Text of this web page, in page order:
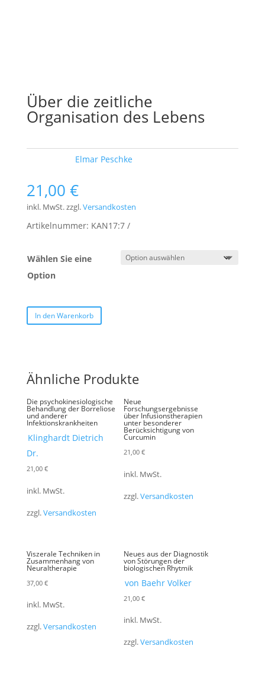
Über die zeitliche
Organisation des Lebens
Elmar Peschke
21,00 €
inkl. MwSt.zzgl.Versandkosten
Artikelnummer: KAN17:7
Wählen Sie eine
Option
In den Warenkorb
Ähnliche Produkte
Die psychokinesiologische
Behandlung der Borreliose
und anderer
Infektionskrankheiten
Klinghardt Dietrich
Dr.
21,00 €
inkl. MwSt.
zzgl.Versandkosten
Neue
Forschungsergebnisse
über Infusionstherapien
unter besonderer
Berücksichtigung von
Curcumin
21,00 €
inkl. MwSt.
zzgl.Versandkosten
Viszerale Techniken in
Zusammenhang von
Neuraltherapie
37,00 €
inkl. MwSt.
zzgl.Versandkosten
Neues aus der Diagnostik
von Störungen der
biologischen Rhytmik
von Baehr Volker
21,00 €
inkl. MwSt.
zzgl.Versandkosten